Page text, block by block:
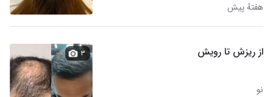
هفتهٔ پیش
از ریزش تا رویش
نو
۳